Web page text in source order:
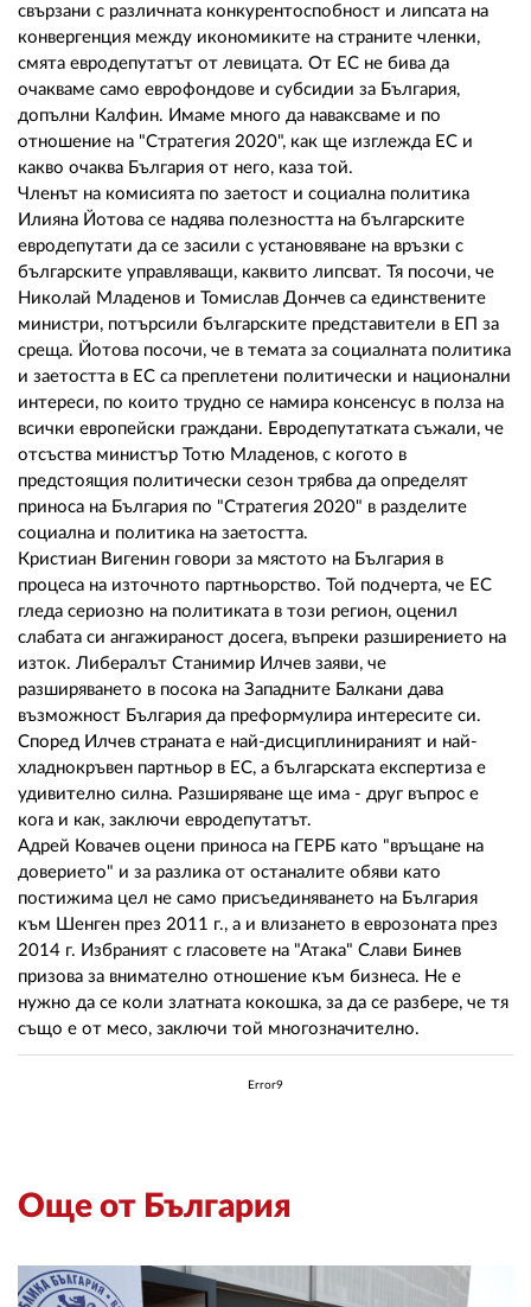
свързани с различната конкурентоспобност и липсата на
конвергенция между икономиките на страните членки,
смята евродепутатът от левицата. От ЕС не бива да
очакваме само еврофондове и субсидии за България,
допълни Калфин. Имаме много да наваксваме и по
отношение на "Стратегия 2020", как ще изглежда ЕС и
какво очаква България от него, каза той.
Членът на комисията по заетост и социална политика
Илияна Йотова се надява полезността на българските
евродепутати да се засили с установяване на връзки с
българските управляващи, каквито липсват. Тя посочи, че
Николай Младенов и Томислав Дончев са единствените
министри, потърсили българските представители в ЕП за
среща. Йотова посочи, че в темата за социалната политика
и заетостта в ЕС са преплетени политически и национални
интереси, по които трудно се намира консенсус в полза на
всички европейски граждани. Евродепутатката съжали, че
отсъства министър Тотю Младенов, с когото в
предстоящия политически сезон трябва да определят
приноса на България по "Стратегия 2020" в разделите
социална и политика на заетостта.
Кристиан Вигенин говори за мястото на България в
процеса на източното партньорство. Той подчерта, че ЕС
гледа сериозно на политиката в този регион, оценил
слабата си ангажираност досега, въпреки разширението на
изток. Либералът Станимир Илчев заяви, че
разширяването в посока на Западните Балкани дава
възможност България да преформулира интересите си.
Според Илчев страната е най-дисциплинираният и най-
хладнокръвен партньор в ЕС, а българската експертиза е
удивително силна. Разширяване ще има - друг въпрос е
кога и как, заключи евродепутатът.
Адрей Ковачев оцени приноса на ГЕРБ като "връщане на
доверието" и за разлика от останалите обяви като
постижима цел не само присъединяването на България
към Шенген през 2011 г., а и влизането в еврозоната през
2014 г. Избраният с гласовете на "Атака" Слави Бинев
призова за внимателно отношение към бизнеса. Не е
нужно да се коли златната кокошка, за да се разбере, че тя
също е от месо, заключи той многозначително.
Error9
Още от България
ПОЛИТИКАТА ЗА
ПОВЕРИТЕЛНОСТ
02 975 20 35